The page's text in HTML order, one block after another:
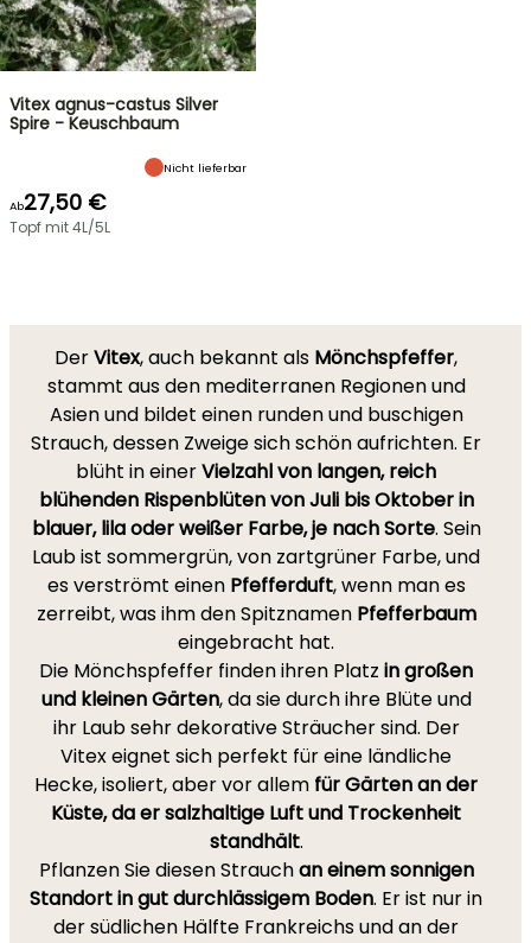
Vitex agnus-castus Silver
Spire - Keuschbaum
Nicht lieferbar
Ab27,50 €
Topf mit 4L/5L
DerVitex, auch bekannt als Mönchspfeffer,
stammt aus den mediterranen Regionen und
Asien und bildet einen runden und buschigen
Strauch, dessen Zweige sich schön aufrichten. Er
blüht in einerVielzahl von langen, reich
blühenden Rispenblüten von Juli bis Oktober in
blauer, lila oder weißer Farbe, je nach Sorte. Sein
Laub ist sommergrün, von zartgrüner Farbe, und
es verströmt einen Pfefferduft, wenn man es
zerreibt, was ihm den Spitznamen Pfefferbaum
eingebracht hat.
Die Mönchspfeffer finden ihren Platz in großen
und kleinen Gärten, da sie durch ihre Blüte und
ihr Laub sehr dekorative Sträucher sind. Der
Vitex eignet sich perfekt für eine ländliche
Hecke, isoliert, aber vor allem für Gärten an der
Küste, da er salzhaltige Luft und Trockenheit
standhält.
Pflanzen Sie diesen Strauchan einem sonnigen
Standort in gut durchlässigem Boden. Er ist nur in
der südlichen Hälfte Frankreichs und an der